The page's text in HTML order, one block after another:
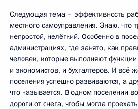
Следующая тема – эффективность
местного самоуправления. Знаю, что
непростой, нелёгкий. Особенно в
администрациях, где занято, как
человек, которые выполняют
и экономистов, и бухгалтеров. И всё
поселения успешно развиваются, а
что называется. В одном поселении
дороги от снега, чтобы могла